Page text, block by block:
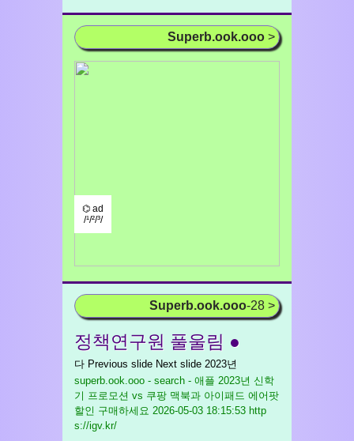
Superb.ook.ooo >
⌬ ad
/¹/²/³/
Superb.ook.ooo-28 >
정책연구원 풀울림 ●
다 Previous slide Next slide 2023년
superb.ook.ooo - search - 애플 2023년 신학
기 프로모션 vs 쿠팡 맥북과 아이패드 에어팟
할인 구매하세요 2026-05-03 18:15:53 http
s://igv.kr/